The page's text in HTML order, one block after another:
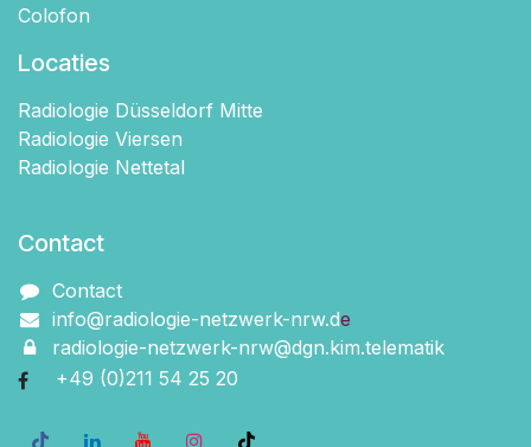
Colofon
Locaties
Radiologie Düsseldorf Mitte
Radiologie Viersen
Radiologie Nettetal
Contact
Contact
info@radiologie-netzwerk-nrw.de
radiologie-netzwerk-nrw@dgn.kim.telematik
+49 (0)211 54 2​5 20